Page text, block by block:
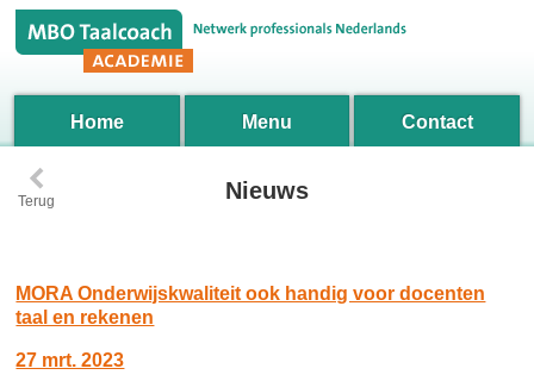
Home Menu Contact
‹
Terug Nieuws
MORA Onderwijskwaliteit ook handig voor docenten
taal en rekenen
27 mrt. 2023